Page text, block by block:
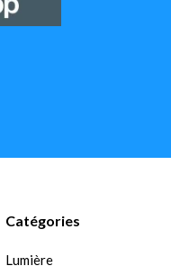
Catégories
Lumière